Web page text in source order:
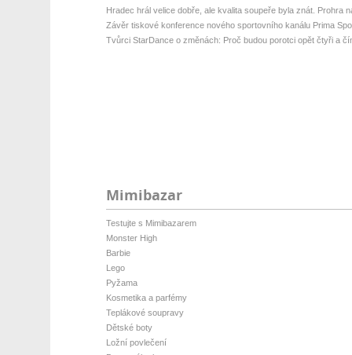
Hradec hrál velice dobře, ale kvalita soupeře byla znát. Prohra
Závěr tiskové konference nového sportovního kanálu Prima
Tvůrci StarDance o změnách: Proč budou porotci opět čtyři a
Mimibazar
Testujte s Mimibazarem
Monster High
Barbie
Lego
Pyžama
Kosmetika a parfémy
Teplákové soupravy
Dětské boty
Ložní povlečení